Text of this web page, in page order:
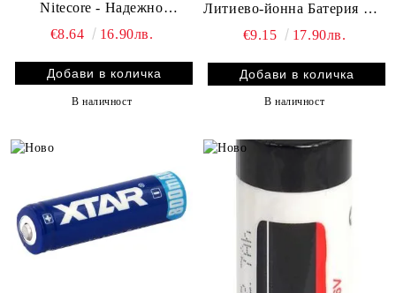
Nitecore - Надежно
захранване с висока
€8.64 16.90лв.
В наличност
Литиево-йонна Батерия АА
NITECORE Li-Ion 14500
850mAh
€9.15 17.90лв.
В наличност